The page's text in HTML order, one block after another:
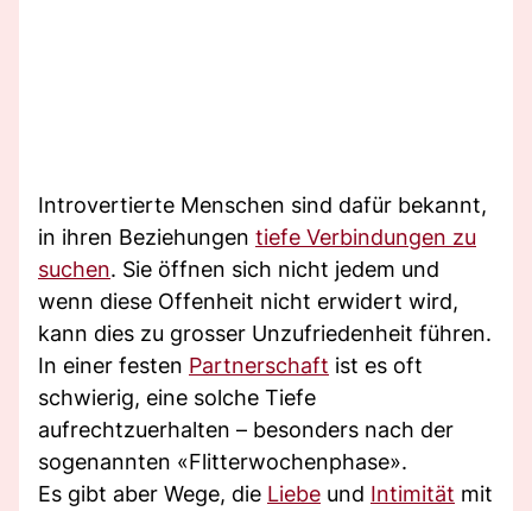
Introvertierte Menschen sind dafür bekannt,
in ihren Beziehungen tiefe Verbindungen zu
suchen. Sie öffnen sich nicht jedem und
wenn diese Offenheit nicht erwidert wird,
kann dies zu grosser Unzufriedenheit führen.
In einer festen Partnerschaft ist es oft
schwierig, eine solche Tiefe
aufrechtzuerhalten – besonders nach der
sogenannten «Flitterwochenphase».
Es gibt aber Wege, die Liebe und Intimität mit